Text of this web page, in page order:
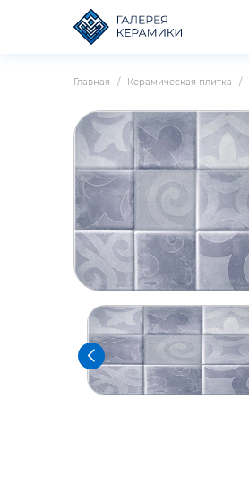
Главная Керамическая плитка